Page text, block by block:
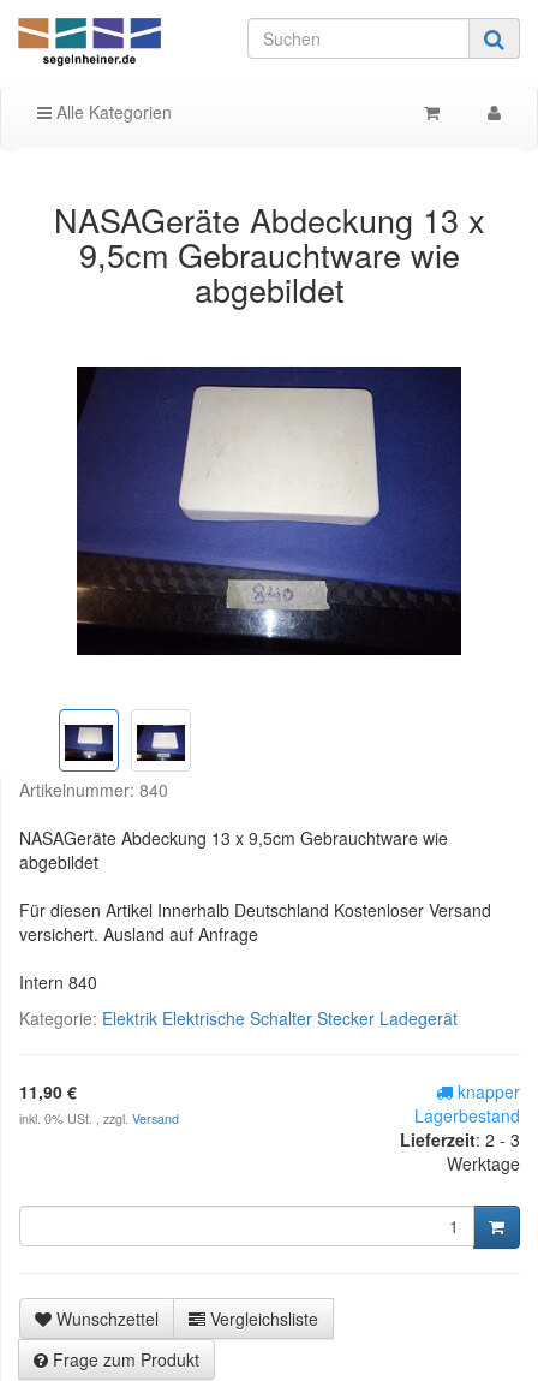
Alle Kategorien
NASAGeräte Abdeckung 13 x
9,5cm Gebrauchtware wie
abgebildet
Artikelnummer: 840
NASAGeräte Abdeckung 13 x 9,5cm Gebrauchtware wie
abgebildet
Für diesen Artikel Innerhalb Deutschland Kostenloser Versand
versichert. Ausland auf Anfrage
Intern 840
Kategorie: Elektrik Elektrische Schalter Stecker Ladegerät
11,90 €
inkl. 0% USt. , zzgl. Versand
knapper
Lagerbestand
Lieferzeit: 2 - 3
Werktage
Wunschzettel
Vergleichsliste
Frage zum Produkt